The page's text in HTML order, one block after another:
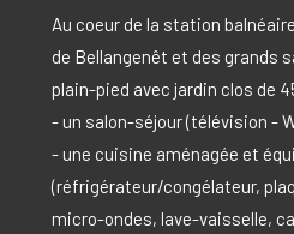
Au coeur de la station
de Bellangenêt et des grands
plain-pied avec jardin clos de
- un salon-séjour (télévision -
- une cuisine aménagée et
(réfrigérateur/congélateur,
micro-ondes, lave-vaisselle,